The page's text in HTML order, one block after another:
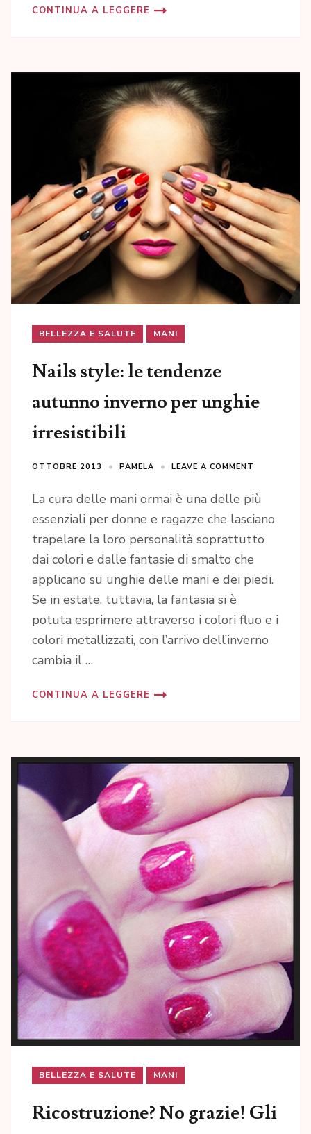
CONTINUA A LEGGERE
BELLEZZA E SALUTE MANI
Nails style: le tendenze
autunno inverno per unghie
irresistibili
OTTOBRE 2013 PAMELA LEAVE A COMMENT
La cura delle mani ormai è una delle più
essenziali per donne e ragazze che lasciano
trapelare la loro personalità soprattutto
dai colori e dalle fantasie di smalto che
applicano su unghie delle mani e dei piedi.
Se in estate, tuttavia, la fantasia si è
potuta esprimere attraverso i colori fluo e i
colori metallizzati, con l’arrivo dell’inverno
cambia il …
CONTINUA A LEGGERE
BELLEZZA E SALUTE MANI
Ricostruzione? No grazie! Gli